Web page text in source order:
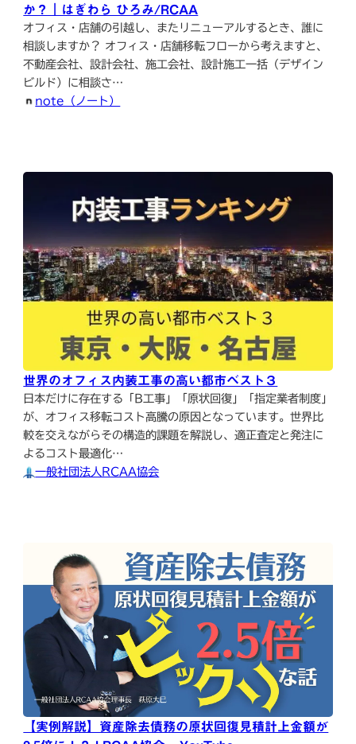
か？｜はぎわら ひろみ/RCAA
オフィス・店舗の引越し、またリニューアルするとき、誰に
相談しますか？ オフィス・店舗移転フローから考えますと、
不動産会社、設計会社、施工会社、設計施工一括（デザイン
ビルド）に相談さ…
note（ノート）
世界のオフィス内装工事の高い都市ベスト３
日本だけに存在する「B工事」「原状回復」「指定業者制度」
が、オフィス移転コスト高騰の原因となっています。世界比
較を交えながらその構造的課題を解説し、適正査定と発注に
よるコスト最適化…
一般社団法人RCAA協会
【実例解説】資産除去債務の原状回復見積計上金額が